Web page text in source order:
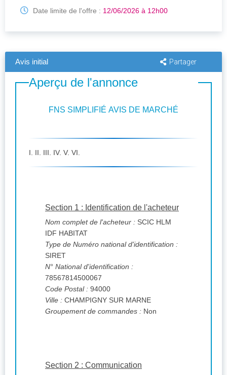
Date limite de l'offre : 12/06/2026 à 12h00
Avis initial Partager
Aperçu de l'annonce
FNS SIMPLIFIÉ AVIS DE MARCHÉ
I. II. III. IV. V. VI.
Section 1 : Identification de l'acheteur
Nom complet de l'acheteur : SCIC HLM
IDF HABITAT
Type de Numéro national d'identification :
SIRET
N° National d'identification :
78567814500067
Code Postal : 94000
Ville : CHAMPIGNY SUR MARNE
Groupement de commandes : Non
Section 2 : Communication